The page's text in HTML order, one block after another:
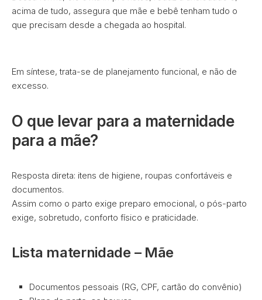
acima de tudo, assegura que mãe e bebê tenham tudo o
que precisam desde a chegada ao hospital.
Em síntese, trata-se de planejamento funcional, e não de
excesso.
O que levar para a maternidade
para a mãe?
Resposta direta: itens de higiene, roupas confortáveis e
documentos.
Assim como o parto exige preparo emocional, o pós-parto
exige, sobretudo, conforto físico e praticidade.
Lista maternidade – Mãe
Documentos pessoais (RG, CPF, cartão do convênio)